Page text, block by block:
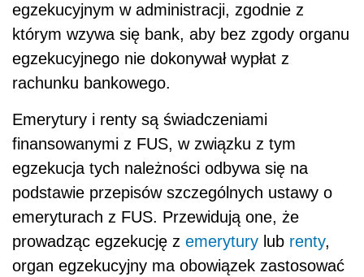
egzekucyjnym w administracji, zgodnie z
którym wzywa się bank, aby bez zgody organu
egzekucyjnego nie dokonywał wypłat z
rachunku bankowego.
Emerytury i renty są świadczeniami
finansowanymi z FUS, w związku z tym
egzekucja tych należności odbywa się na
podstawie przepisów szczególnych ustawy o
emeryturach z FUS. Przewidują one, że
prowadząc egzekucję z emerytury lub renty,
organ egzekucyjny ma obowiązek zastosować